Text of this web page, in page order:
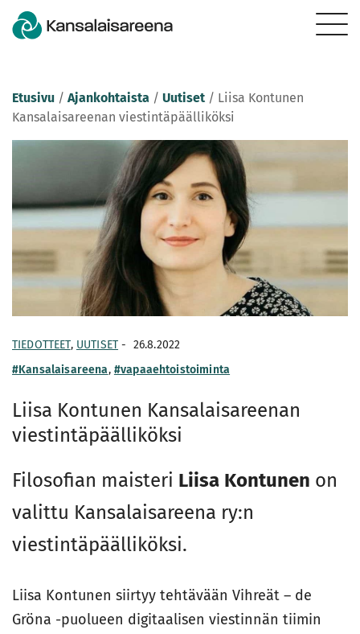
Etusivu / Ajankohtaista / Uutiset / Liisa Kontunen
Kansalaisareenan viestintäpäälliköksi
TIEDOTTEET, UUTISET - 26.8.2022
#Kansalaisareena, #vapaaehtoistoiminta
Liisa Kontunen Kansalaisareenan
viestintäpäälliköksi
Filosofian maisteri Liisa Kontunen on
valittu Kansalaisareena ry:n
viestintäpäälliköksi.
Liisa Kontunen siirtyy tehtävään Vihreät – de
Gröna -puolueen digitaalisen viestinnän tiimin